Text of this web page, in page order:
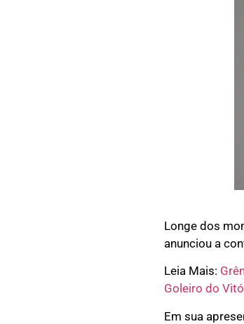
Longe dos
anunciou a
Leia Mais:
Goleiro do
Em sua